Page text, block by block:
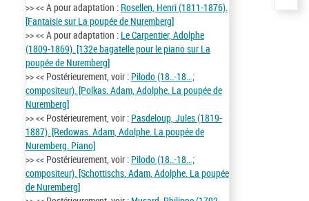
>> << A pour adaptation : Rosellen, Henri (1811-1876).
[Fantaisie sur La poupée de Nuremberg]
>> << A pour adaptation : Le Carpentier, Adolphe
(1809-1869). [132e bagatelle pour le piano sur La
poupée de Nuremberg]
>> << Postérieurement, voir : Pilodo (18..-18.. ;
compositeur). [Polkas. Adam, Adolphe. La poupée de
Nuremberg]
>> << Postérieurement, voir : Pasdeloup, Jules (1819-
1887). [Redowas. Adam, Adolphe. La poupée de
Nuremberg. Piano]
>> << Postérieurement, voir : Pilodo (18..-18.. ;
compositeur). [Schottischs. Adam, Adolphe. La poupée
de Nuremberg]